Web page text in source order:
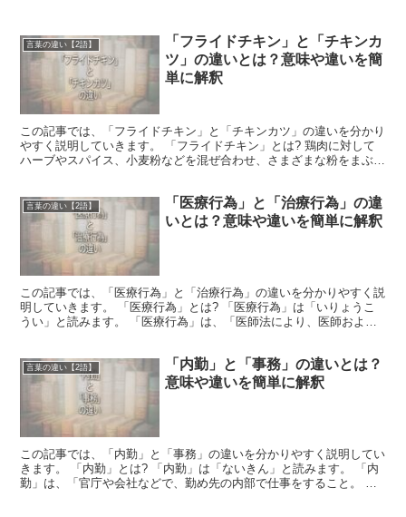
言葉の違い【2語】
「フライドチキン」と「チキンカ
ツ」の違いとは？意味や違いを簡
単に解釈
この記事では、「フライドチキン」と「チキンカツ」の違いを分かり
やすく説明していきます。 「フライドチキン」とは? 鶏肉に対して
ハーブやスパイス、小麦粉などを混ぜ合わせ、さまざまな粉をまぶ
言葉の違い【2語】
「医療行為」と「治療行為」の違
いとは？意味や違いを簡単に解釈
この記事では、「医療行為」と「治療行為」の違いを分かりやすく説
明していきます。 「医療行為」とは? 「医療行為」は「いりょうこ
うい」と読みます。 「医療行為」は、「医師法により、医師および
言葉の違い【2語】
「内勤」と「事務」の違いとは？
意味や違いを簡単に解釈
この記事では、「内勤」と「事務」の違いを分かりやすく説明してい
きます。 「内勤」とは? 「内勤」は「ないきん」と読みます。 「内
勤」は、「官庁や会社などで、勤め先の内部で仕事をすること。 ま